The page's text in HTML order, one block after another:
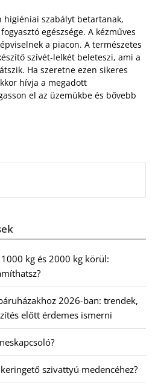
higiéniai szabályt betartanak,
egészsége. A kézműves
a piacon. A természetes
szívét-lelkét beleteszi, ami a
Ha szeretne ezen sikeres
hívja a megadott
el az üzemükbe és bővebb
kg és 2000 kg körül:
2026-ban: trendek,
előtt érdemes ismerni
szivattyú medencéhez?